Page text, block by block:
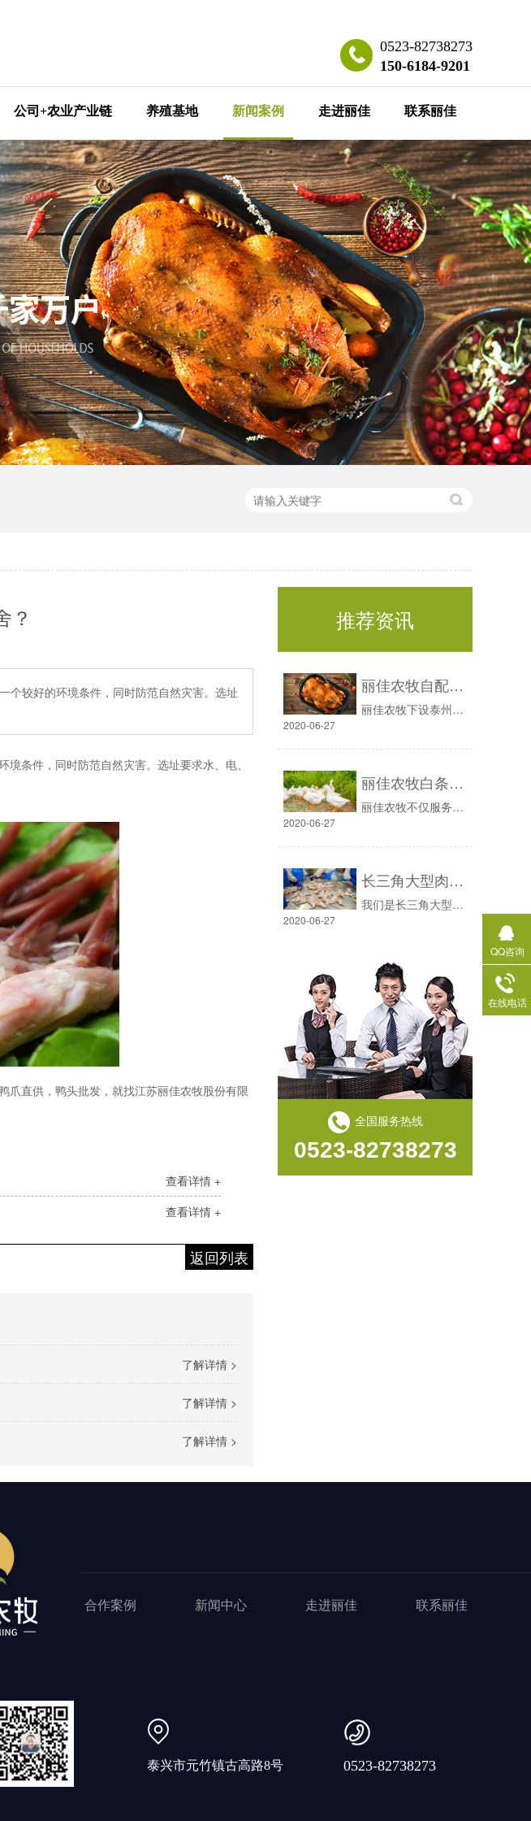
0523-82738273
150-6184-9201
公司+农业产业链 养殖基地 新闻案例 走进丽佳 联系丽佳
？
个较好的环境条件，同时防范自然灾害。选址
条件，同时防范自然灾害。选址要求水、电、
爪直供，鸭头批发，就找江苏丽佳农牧股份有限
查看详情 +
查看详情 +
返回列表
了解详情 >
了解详情 >
了解详情 >
推荐资讯
丽佳农牧自配冷链团队，随时在线为您解答
丽佳农牧下设泰州市丽佳物流运输服务有限公司，自有冷链配送车辆，配送专员，你的需求我们随时满足，专属客服随时在线解决您的疑虑。我们本着以质量为根、服务为本、诚信当先，利益共赢的经营为宗旨，在业界赢得了客户一致的认可及好评，成为当地批发市场的稳定供应商。江苏丽佳农牧股份有限公司，是一家从事种禽繁育......
2020-06-27
丽佳农牧白条鸭为广大经销商提供支持服务，为他们带来高收益
丽佳农牧不仅服务做得好，更是他们的科学管理，科学养殖成就了这么好的市场口碑，让我们成为丽佳的经销商。大量的肉鸭在市场销往，也为我们带来了高收益，也给与了我们经销商非常大的支持丽佳农牧的自动化宰杀流水线，年屠宰量达20000万吨，还提供冷链配送服务，不管货物要的多急，都能准时送达。江苏丽佳农牧股份有......
2020-06-27
长三角大型肉鸭批发商是丽佳农牧的忠实合作伙伴
我们是长三角大型肉鸭批发商，与丽佳农牧合作多年，一直是他们忠实的合作伙伴，他们的肉鸭非常鲜，肉质很好，配送服务都非常到位，让我们在客户的口碑也是很好，给我们带来了很好的客源，也提高了销售量，我们还会继续合作的，也把这么好的企业介绍给大家，值得信赖。目前我们的肉鸭，在上海，浙江，安徽，江苏各地区......
2020-06-27
全国服务热线
0523-82738273
合作案例 新闻中心 走进丽佳 联系丽佳
泰兴市元竹镇古高路8号 0523-82738273
QQ咨询
在线电话